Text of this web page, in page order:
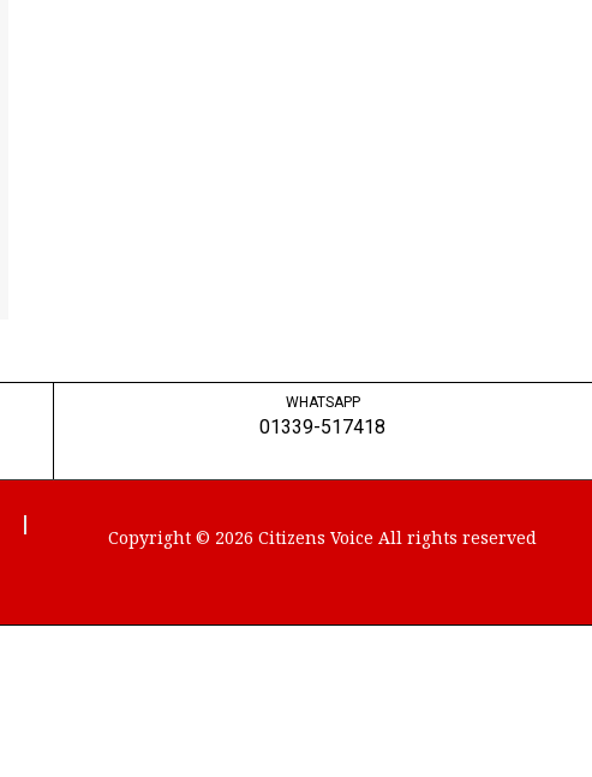
WHATSAPP
01339-517418
Copyright © 2026 Citizens Voice All rights reserved